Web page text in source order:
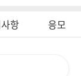
항 응모